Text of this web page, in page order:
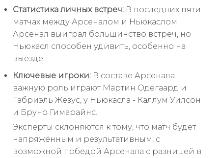
Статистика личных встреч: В последних пяти
матчах между Арсеналом и Ньюкаслом
Арсенал выиграл большинство встреч, но
Ньюкасл способен удивить, особенно на
выезде.
Ключевые игроки: В составе Арсенала
важную роль играют Мартин Одегаард и
Габриэль Жезус, у Ньюкасла - Каллум Уилсон
и Бруно Гимарайнс.
Эксперты склоняются к тому, что матч будет
напряжённым и результативным, с
возможной победой Арсенала с разницей в